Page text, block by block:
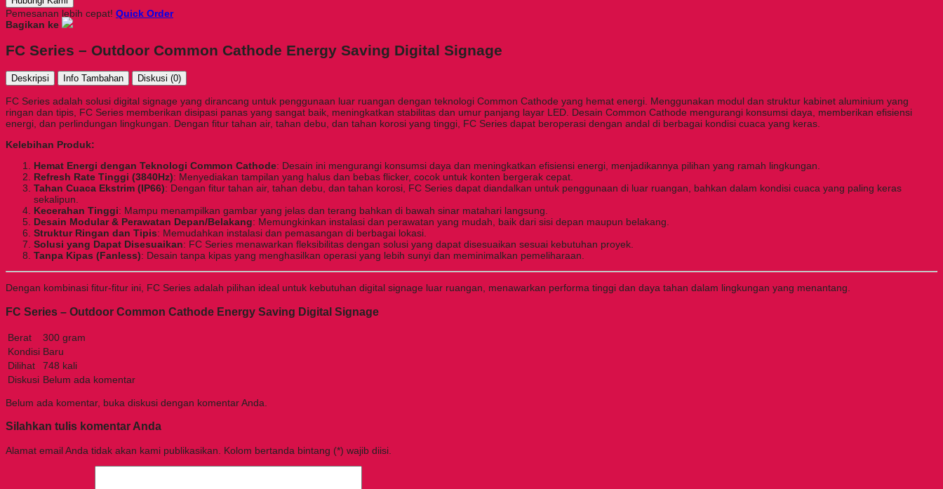
Pemesanan lebih cepat! Quick Order
Bagikan ke
FC Series – Outdoor Common Cathode Energy Saving Digital Signage
Deskripsi Info Tambahan Diskusi (0)
FC Series adalah solusi digital signage yang dirancang untuk penggunaan luar ruangan dengan teknologi Common Cathode yang hemat energi. Menggunakan modul dan struktur kabinet aluminium yang
ringan dan tipis, FC Series memberikan disipasi panas yang sangat baik, meningkatkan stabilitas dan umur panjang layar LED. Desain Common Cathode mengurangi konsumsi daya, memberikan efisiensi
energi, dan perlindungan lingkungan. Dengan fitur tahan air, tahan debu, dan tahan korosi yang tinggi, FC Series dapat beroperasi dengan andal di berbagai kondisi cuaca yang keras.
Kelebihan Produk:
Hemat Energi dengan Teknologi Common Cathode: Desain ini mengurangi konsumsi daya dan meningkatkan efisiensi energi, menjadikannya pilihan yang ramah lingkungan.
Refresh Rate Tinggi (3840Hz): Menyediakan tampilan yang halus dan bebas flicker, cocok untuk konten bergerak cepat.
Tahan Cuaca Ekstrim (IP66): Dengan fitur tahan air, tahan debu, dan tahan korosi, FC Series dapat diandalkan untuk penggunaan di luar ruangan, bahkan dalam kondisi cuaca yang paling keras
sekalipun.
Kecerahan Tinggi: Mampu menampilkan gambar yang jelas dan terang bahkan di bawah sinar matahari langsung.
Desain Modular & Perawatan Depan/Belakang: Memungkinkan instalasi dan perawatan yang mudah, baik dari sisi depan maupun belakang.
Struktur Ringan dan Tipis: Memudahkan instalasi dan pemasangan di berbagai lokasi.
Solusi yang Dapat Disesuaikan: FC Series menawarkan fleksibilitas dengan solusi yang dapat disesuaikan sesuai kebutuhan proyek.
Tanpa Kipas (Fanless): Desain tanpa kipas yang menghasilkan operasi yang lebih sunyi dan meminimalkan pemeliharaan.
Dengan kombinasi fitur-fitur ini, FC Series adalah pilihan ideal untuk kebutuhan digital signage luar ruangan, menawarkan performa tinggi dan daya tahan dalam lingkungan yang menantang.
FC Series – Outdoor Common Cathode Energy Saving Digital Signage
Berat
300 gram
Kondisi Baru
Dilihat
748 kali
Diskusi Belum ada komentar
Belum ada komentar, buka diskusi dengan komentar Anda.
Silahkan tulis komentar Anda
Alamat email Anda tidak akan kami publikasikan. Kolom bertanda bintang (*) wajib diisi.